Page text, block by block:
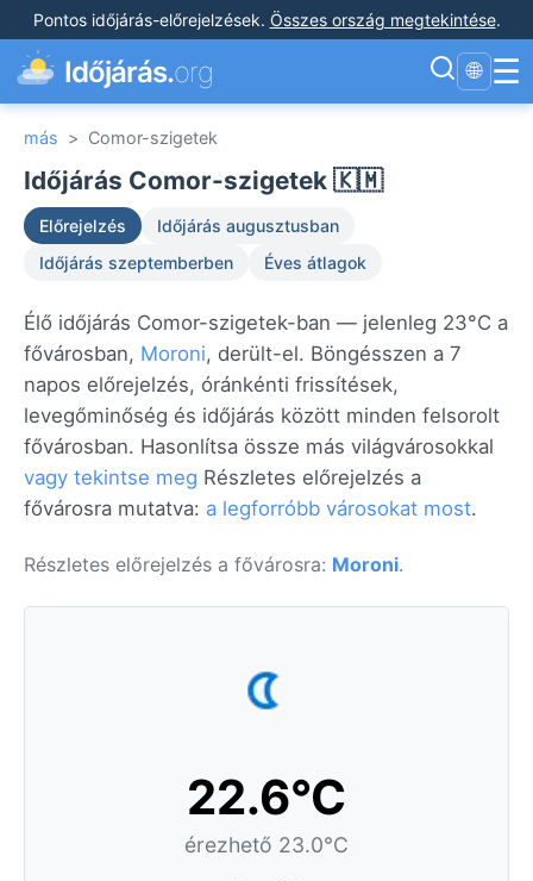
Pontos időjárás-előrejelzések. Összes ország megtekintése.
Időjárás.org 🌐 ☰
más > Comor-szigetek
Időjárás Comor-szigetek 🇰🇲
Előrejelzés
Időjárás augusztusban
Időjárás szeptemberben
Éves átlagok
Élő időjárás Comor-szigetek-ban — jelenleg 23°C a
fővárosban, Moroni, derült-el. Böngésszen a 7
napos előrejelzés, óránkénti frissítések,
levegőminőség és időjárás között minden felsorolt
fővárosban. Hasonlítsa össze más világvárosokkal
vagy tekintse meg Részletes előrejelzés a
fővárosra mutatva: a legforróbb városokat most.
Részletes előrejelzés a fővárosra: Moroni.
22.6°C
érezhető 23.0°C